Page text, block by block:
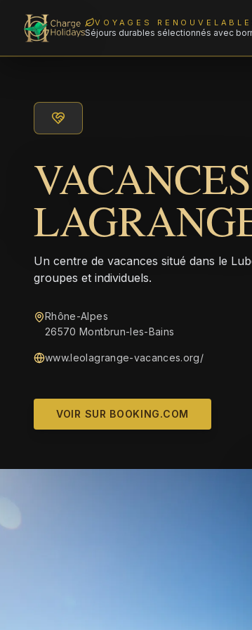
VOYAGES
Séjours durables sélectionnés avec
Un centre de vacances situé dans le
groupes et individuels.
Rhône-Alpes
26570 Montbrun-les-Bains
www.leolagrange-vacances.org/
VOIR SUR BOOKING.COM